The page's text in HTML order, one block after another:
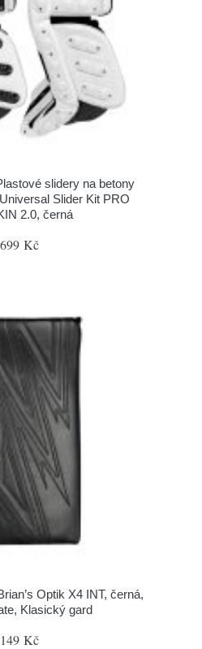
slidery na betony
Slider Kit PRO
2.0, černá
Kč
Optik X4 INT, černá,
Klasický gard
Kč